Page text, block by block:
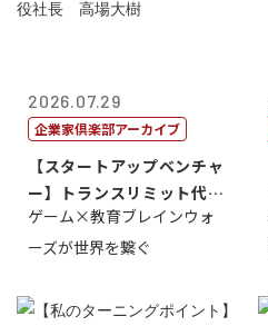
2026.07.29
企業家倶楽部アーカイブ
【スタートアップベンチャ
ー】トランスリミット代表
取締役社長 ...
ゲーム×教育ブレインウォ
ーズが世界を繋ぐ